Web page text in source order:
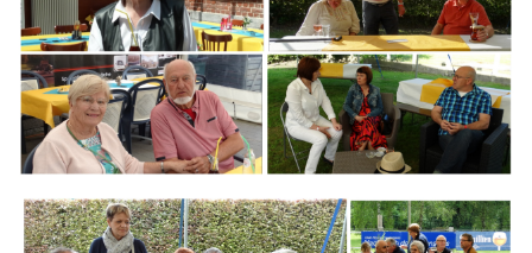
Branding
ARMCHAIR